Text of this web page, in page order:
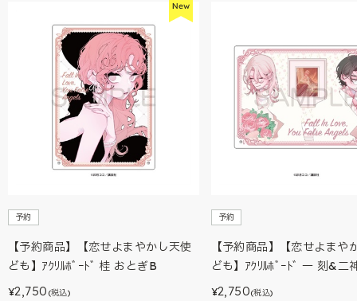
予約
【予約商品】【恋せよまやかし天使
ども】ｱｸﾘﾙﾎﾞｰﾄﾞ 桂 おとぎB
¥2,750 (税込)
予約
【予約商品】【恋せよまや
ども】ｱｸﾘﾙﾎﾞｰﾄﾞ 一 刻&二
¥2,750(税込)